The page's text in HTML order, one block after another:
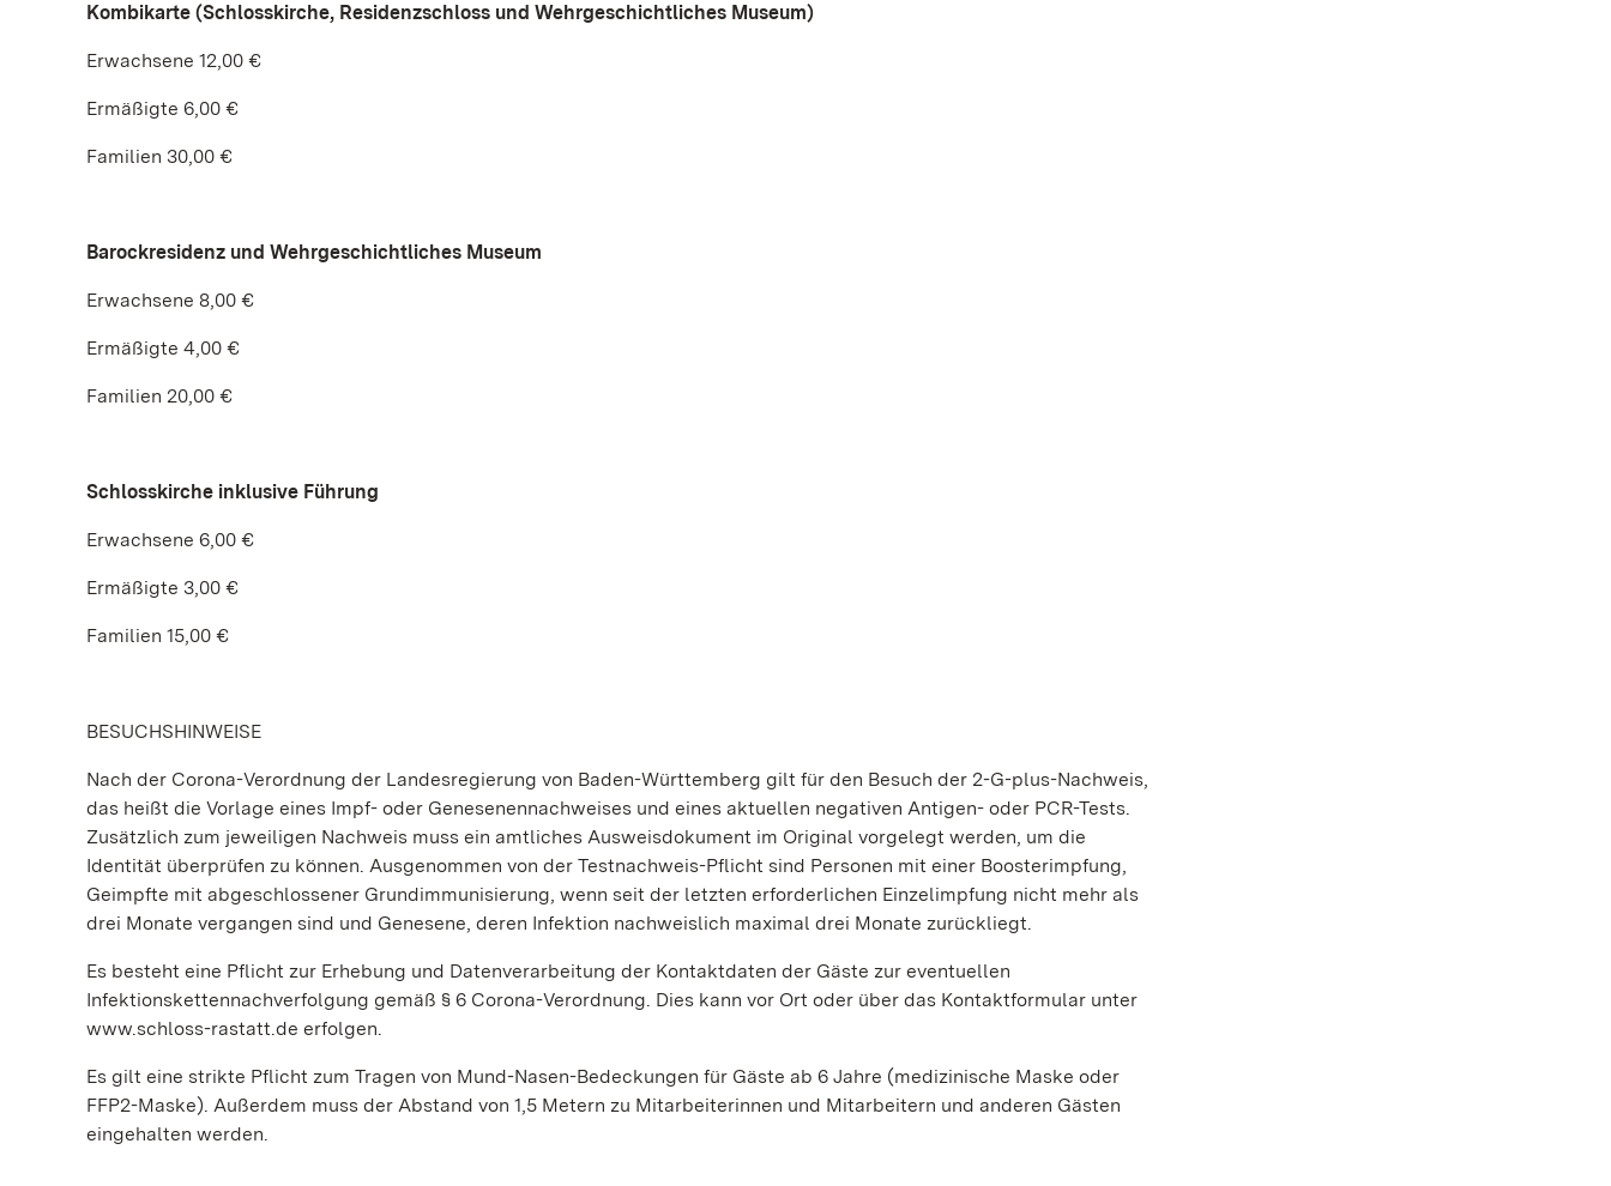
Kombikarte (Schlosskirche, Residenzschloss und Wehrgeschichtliches Museum)
Erwachsene 12,00 €
Ermäßigte 6,00 €
Familien 30,00 €
Barockresidenz und Wehrgeschichtliches Museum
Erwachsene 8,00 €
Ermäßigte 4,00 €
Familien 20,00 €
Schlosskirche inklusive Führung
Erwachsene 6,00 €
Ermäßigte 3,00 €
Familien 15,00 €
BESUCHSHINWEISE
Nach der Corona-Verordnung der Landesregierung von Baden-Württemberg gilt für den Besuch der 2-G-plus-Nachweis,
das heißt die Vorlage eines Impf- oder Genesenennachweises und eines aktuellen negativen Antigen- oder PCR-Tests.
Zusätzlich zum jeweiligen Nachweis muss ein amtliches Ausweisdokument im Original vorgelegt werden, um die
Identität überprüfen zu können. Ausgenommen von der Testnachweis-Pflicht sind Personen mit einer Boosterimpfung,
Geimpfte mit abgeschlossener Grundimmunisierung, wenn seit der letzten erforderlichen Einzelimpfung nicht mehr als
drei Monate vergangen sind und Genesene, deren Infektion nachweislich maximal drei Monate zurückliegt.
Es besteht eine Pflicht zur Erhebung und Datenverarbeitung der Kontaktdaten der Gäste zur eventuellen
Infektionskettennachverfolgung gemäß § 6 Corona-Verordnung. Dies kann vor Ort oder über das Kontaktformular unter
www.schloss-rastatt.de erfolgen.
Es gilt eine strikte Pflicht zum Tragen von Mund-Nasen-Bedeckungen für Gäste ab 6 Jahre (medizinische Maske oder
FFP2-Maske). Außerdem muss der Abstand von 1,5 Metern zu Mitarbeiterinnen und Mitarbeitern und anderen Gästen
eingehalten werden.